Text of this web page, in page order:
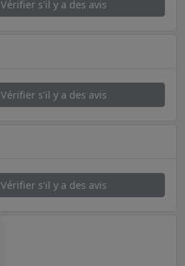
Vérifier s'il y a des avis
Vérifier s'il y a des avis
Vérifier s'il y a des avis